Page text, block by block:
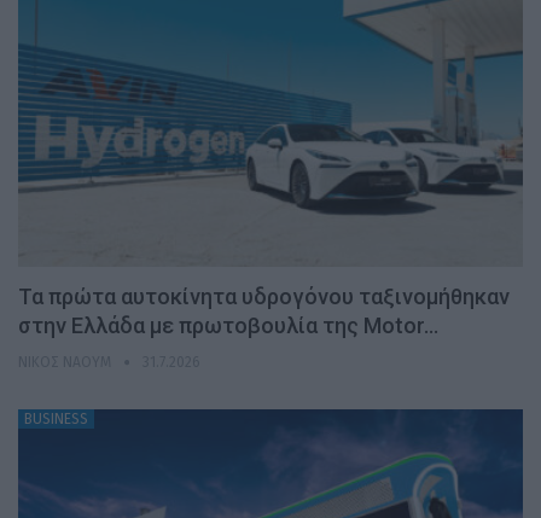
Τα πρώτα αυτοκίνητα υδρογόνου ταξινομήθηκαν
στην Ελλάδα με πρωτοβουλία της Motor…
BUSINESS